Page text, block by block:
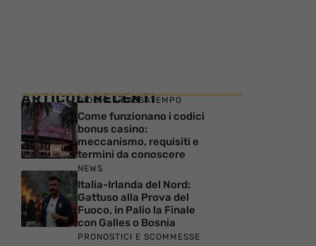
ARTICOLI RECENTI
GIOCHI E PASSATEMPO
Come funzionano i codici
bonus casino:
meccanismo, requisiti e
termini da conoscere
NEWS
Italia-Irlanda del Nord:
Gattuso alla Prova del
Fuoco, in Palio la Finale
con Galles o Bosnia
PRONOSTICI E SCOMMESSE